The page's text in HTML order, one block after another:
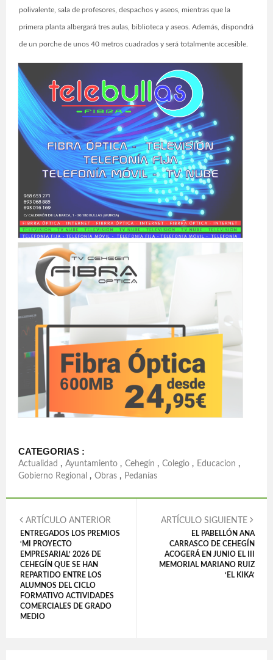
polivalente, sala de profesores, despachos y aseos, mientras que la
primera planta albergará tres aulas, biblioteca y aseos. Además, dispondrá
de un porche de unos 40 metros cuadrados y será totalmente accesible.
CATEGORIAS :
Actualidad , Ayuntamiento , Cehegín , Colegio , Educacion ,
Gobierno Regional
, Obras , Pedanías
ARTÍCULO ANTERIOR
ENTREGADOS LOS PREMIOS
‘MI PROYECTO
EMPRESARIAL’ 2026 DE
CEHEGÍN QUE SE HAN
REPARTIDO ENTRE LOS
ALUMNOS DEL CICLO
FORMATIVO ACTIVIDADES
COMERCIALES DE GRADO
MEDIO
ARTÍCULO SIGUIENTE
EL PABELLÓN ANA
CARRASCO DE CEHEGÍN
ACOGERÁ EN JUNIO EL III
MEMORIAL MARIANO RUIZ
‘EL KIKA’